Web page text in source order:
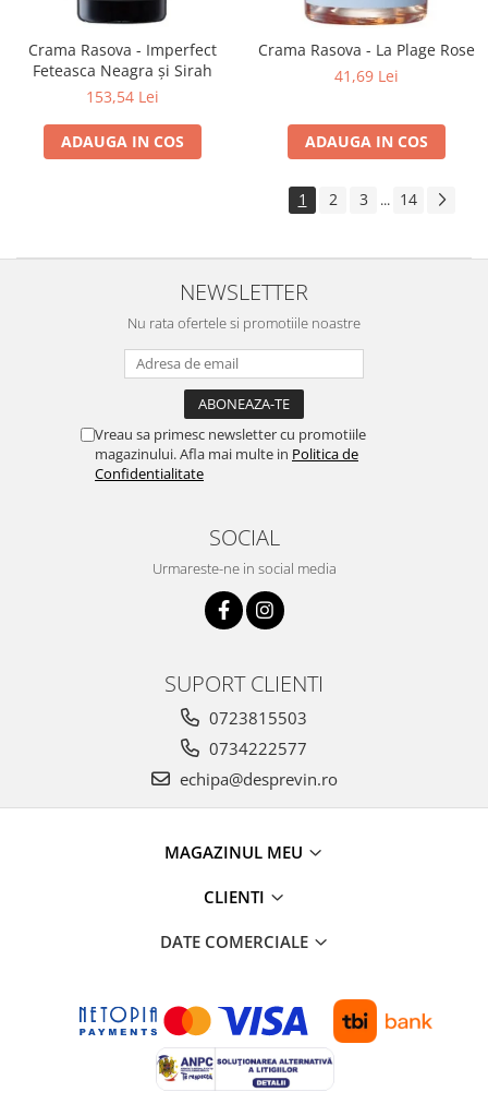
Crama Rasova - Imperfect
Feteasca Neagra și Sirah
153,54 Lei
ADAUGA IN COS
Crama Rasova - La Plage Rose
41,69 Lei
ADAUGA IN COS
1 2 3 ... 14
NEWSLETTER
Nu rata ofertele si promotiile noastre
Vreau sa primesc newsletter cu promotiile
magazinului. Afla mai multe in Politica de
Confidentialitate
SOCIAL
Urmareste-ne in social media
SUPORT CLIENTI
0723815503
0734222577
echipa@desprevin.ro
MAGAZINUL MEU
CLIENTI
DATE COMERCIALE